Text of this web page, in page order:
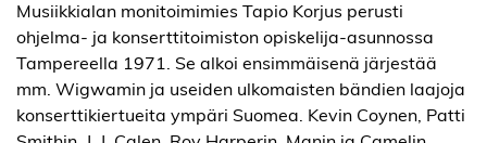
Musiikkialan monitoimimies Tapio Korjus perusti
ohjelma- ja konserttitoimiston opiskelija-asunnossa
Tampereella 1971. Se alkoi ensimmäisenä järjestää
mm. Wigwamin ja useiden ulkomaisten bändien laajoja
konserttikiertueita ympäri Suomea. Kevin Coynen, Patti